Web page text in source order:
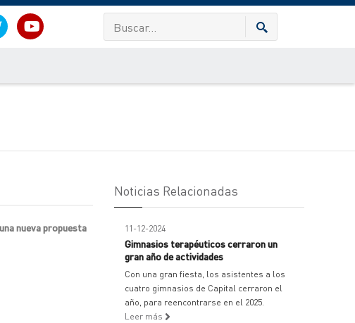
nueva propuesta
Noticias Relacionadas
11-12-2024
Gimnasios terapéuticos cerraron un
gran año de actividades
Con una gran fiesta, los asistentes a los
cuatro gimnasios de Capital cerraron el
año, para reencontrarse en el 2025.
Leer más